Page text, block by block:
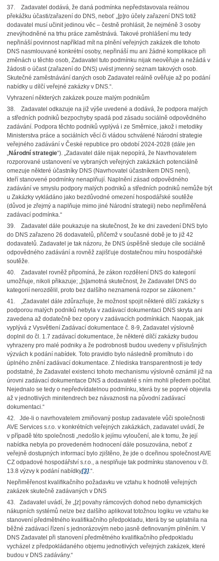
37. Zadavatel dodává, že daná podmínka nepředstavovala reálnou
překážku účasti/zařazení do DNS, neboť „[p]ro účely zařazení DNS totiž
dodavatel musí učinit jedinou věc – čestně prohlásit, že nejméně 3 osoby
znevýhodněné na trhu práce zaměstnává. Takové prohlášení mu tedy
nepřináší povinnost například mít na plnění veřejných zakázek dle tohoto
DNS nasmlouvané konkrétní osoby, nepřináší mu ani žádné komplikace při
změnách u těchto osob, Zadavatel tuto podmínku nijak neověřuje a nežádá v
žádosti o účast (zařazení do DNS) uvést jmenný seznam takových osob.
Skutečné zaměstnávání daných osob Zadavatel reálně ověřuje až po podání
nabídky u dílčí veřejné zakázky v DNS.“.
Vyhrazení některých zakázek pouze malým podnikům
38. Zadavatel odkazuje na již výše uvedené a dodává, že podpora malých
a středních podniků bezpochyby spadá pod zásadu sociálně odpovědného
zadávání. Podpora těchto podniků vyplývá i ze Směrnice, jakož i metodiky
Ministerstva práce a sociálních věcí či vládou schválené Národní strategie
veřejného zadávání v České republice pro období 2024-2028 (dále jen
„Národní strategie“). „Zadavatel dále nijak nepopírá, že Navrhovatelem
rozporované ustanovení ve vybraných veřejných zakázkách potenciálně
omezuje některé účastníky DNS (Navrhovatel účastníkem DNS není),
kteří stanovené podmínky nenaplňují. Naplnění zásad odpovědného
zadávání ve smyslu podpory malých podniků a středních podniků nemůže být
u Zakázky vykládáno jako bezdůvodné omezení hospodářské soutěže
(důvod je zřejmý a naplňuje mimo jiné Národní strategii) nebo nepřiměřená
zadávací podmínka.“
39. Zadavatel dále poukazuje na skutečnost, že ke dni zavedení DNS bylo
do DNS zařazeno 26 dodavatelů, přičemž v současné době je to již 42
dodavatelů. Zadavatel je tak názoru, že DNS úspěšně sleduje cíle sociálně
odpovědného zadávání a rovněž zajišťuje dostatečnou míru hospodářské
soutěže.
40. Zadavatel rovněž připomíná, že zákon rozdělení DNS do kategorií
umožňuje, nikoli přikazuje; „[s]amotná skutečnost, že Zadavatel DNS do
kategorií nerozdělil, proto bez dalšího neznamená rozpor se zákonem.“
41. „Zadavatel dále zdůrazňuje, že možnost spojit některé dílčí zakázky s
podporou malých podniků nebyla v zadávací dokumentaci DNS skryta ani
zavedena až dodatečně bez opory v zadávacích podmínkách. Naopak, jak
vyplývá z Vysvětlení Zadávací dokumentace č. 8-9, Zadavatel výslovně
doplnil do čl. 1.7 zadávací dokumentace, že některé dílčí zakázky budou
vyhrazeny pro malé podniky a že podrobnosti budou uvedeny v příslušných
výzvách k podání nabídek. Toto pravidlo bylo následně promítnuto i do
úplného znění zadávací dokumentace. Z hlediska transparentnosti je tedy
podstatné, že Zadavatel existenci tohoto mechanismu výslovně oznámil již na
úrovni zadávací dokumentace DNS a dodavatelé s ním mohli předem počítat.
Nejednalo se tedy o nepředvídatelnou podmínku, která by se poprvé objevila
až v jednotlivých minitendrech bez návaznosti na původní zadávací
dokumentaci.“
42. Jde-li o navrhovatelem zmiňovaný postup zadavatele vůči společnosti
AVE Services s.r.o. v konkrétních veřejných zakázkách, zadavatel uvádí, že
v případě této společnosti „nedošlo k jejímu vyloučení, ale k tomu, že její
nabídka nebyla po provedeném hodnocení dále posuzována, neboť z
veřejně dostupných informací bylo zjištěno, že jde o dceřinou společnost AVE
CZ odpadové hospodářství s.r.o., a nesplňuje tak podmínku stanovenou v čl.
13.8 výzvy k podání nabídky[3].“.
Nepřiměřenost kvalifikačního požadavku ve vztahu k hodnotě veřejných
zakázek skutečně zadávaných v DNS
43. Zadavatel uvádí, že „[z] povahy rámcových dohod nebo dynamických
nákupních systémů nelze bez dalšího aplikovat totožnou logiku ve vztahu ke
stanovení předmětného kvalifikačního předpokladu, která by se uplatnila na
běžné zadávací řízení s jednorázovým nebo jasně definovaným plněním. V
DNS Zadavatel při stanovení předmětného kvalifikačního předpokladu
vycházel z předpokládaného objemu jednotlivých veřejných zakázek, které
budou v DNS zadávány.“